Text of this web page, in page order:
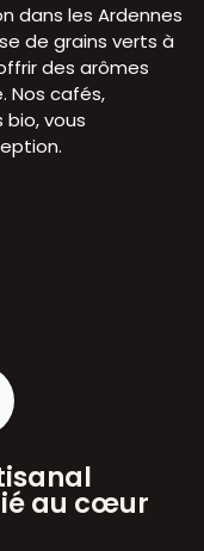
dans les Ardennes
de grains verts à
des arômes
Nos cafés,
vous
au cœur